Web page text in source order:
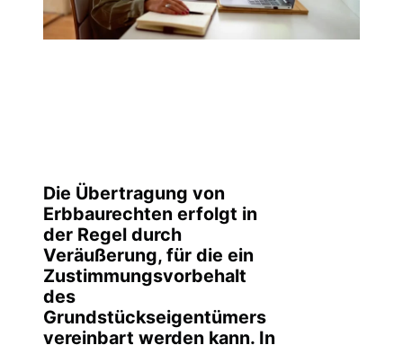
Die Übertragung von
Erbbaurechten erfolgt in
der Regel durch
Veräußerung, für die ein
Zustimmungsvorbehalt
des
Grundstückseigentümers
vereinbart werden kann. In